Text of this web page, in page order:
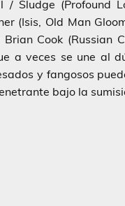
/ Sludge (Profound
(Isis, Old Man
Cook (Russian
a veces se une al
y fangosos
bajo la